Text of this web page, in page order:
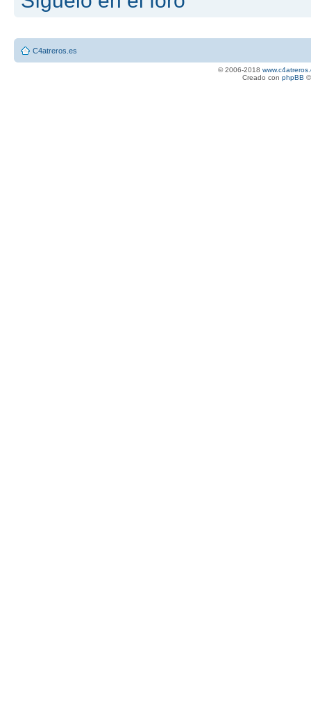
C4atreros.es
© 2006-2018
Creado con phpBB